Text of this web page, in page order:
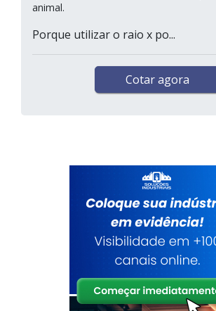
animal.
Porque utilizar o raio x po...
Cotar agora